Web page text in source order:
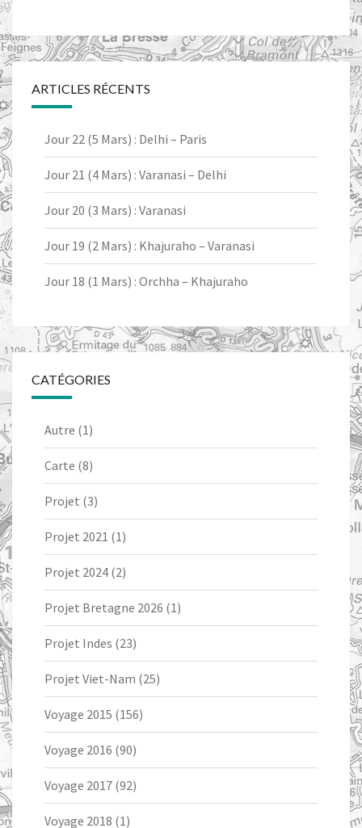
ARTICLES RÉCENTS
Jour 22 (5 Mars) : Delhi – Paris
Jour 21 (4 Mars) : Varanasi – Delhi
Jour 20 (3 Mars) : Varanasi
Jour 19 (2 Mars) : Khajuraho – Varanasi
Jour 18 (1 Mars) : Orchha – Khajuraho
CATÉGORIES
Autre (1)
Carte (8)
Projet (3)
Projet 2021 (1)
Projet 2024 (2)
Projet Bretagne 2026 (1)
Projet Indes (23)
Projet Viet-Nam (25)
Voyage 2015 (156)
Voyage 2016 (90)
Voyage 2017 (92)
Voyage 2018 (1)